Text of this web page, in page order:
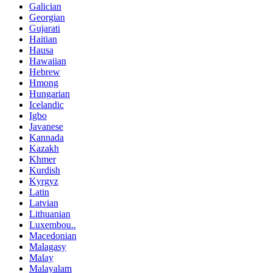
Galician
Georgian
Gujarati
Haitian
Hausa
Hawaiian
Hebrew
Hmong
Hungarian
Icelandic
Igbo
Javanese
Kannada
Kazakh
Khmer
Kurdish
Kyrgyz
Latin
Latvian
Lithuanian
Luxembou..
Macedonian
Malagasy
Malay
Malayalam